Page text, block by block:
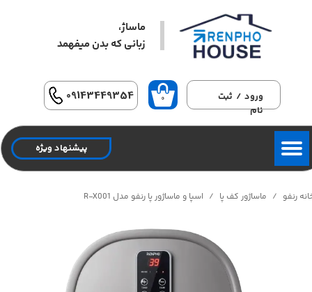
پیشنهاد ویژه
ورود / ثبت
نام
حساب کاربری من
تغییر گذر واژه
سفارشات
خروج از حساب کاربری
۰
ماساژ،
زبانی که بدن میفهمد​​​​​​​
09143449354
رنفو ماساژور کف پا اسپا و ماساژور پا رنفو مدل R-X001